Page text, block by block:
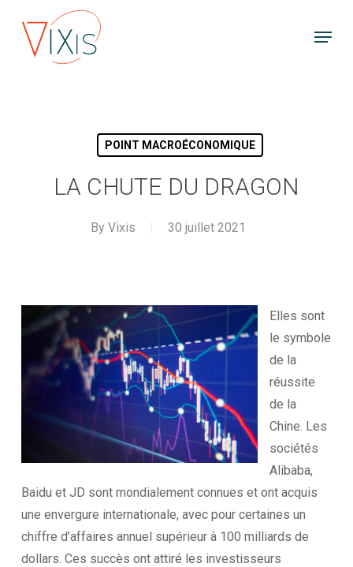
Menu
POINT MACROÉCONOMIQUE
LA CHUTE DU DRAGON
By Vixis 30 juillet 2021
Elles sont
le symbole
de la
réussite
de la
Chine. Les
sociétés
Alibaba,
Baidu et JD sont mondialement connues et ont acquis
une envergure internationale, avec pour certaines un
chiffre d’affaires annuel supérieur à 100 milliards de
dollars. Ces succès ont attiré les investisseurs